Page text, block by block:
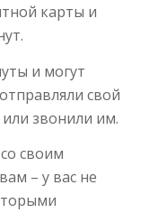
карты и
и могут
свой
звонили им.
своим
– у вас не